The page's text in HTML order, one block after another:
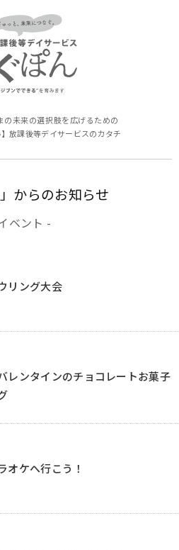
の未来の選択肢を広げるための
】放課後等デイサービスのカタチ
」からのお知らせ
ベント -
リング大会
レンタインのチョコレートお菓子
オケへ行こう！